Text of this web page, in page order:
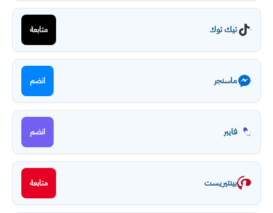
تيك توك متابعة
ماسنجر انضم
فايبر انضم
بينتيريست متابعة